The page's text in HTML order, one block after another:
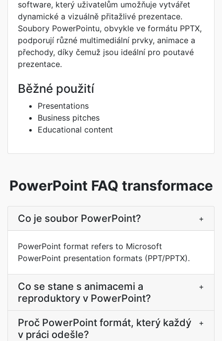
software, který uživatelům umožňuje vytvářet
dynamické a vizuálně přitažlivé prezentace.
Soubory PowerPointu, obvykle ve formátu PPTX,
podporují různé multimediální prvky, animace a
přechody, díky čemuž jsou ideální pro poutavé
prezentace.
Běžné použití
Presentations
Business pitches
Educational content
PowerPoint FAQ transformace
Co je soubor PowerPoint? +
PowerPoint format refers to Microsoft
PowerPoint presentation formats (PPT/PPTX).
Co se stane s animacemi a
reproduktory v PowerPoint?
+
Proč PowerPoint formát, který každý
v práci odešle?
+